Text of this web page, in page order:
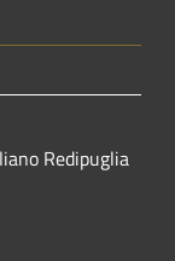
Redipuglia